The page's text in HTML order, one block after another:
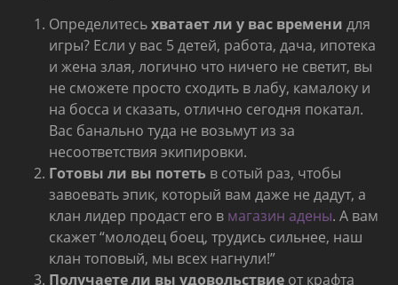
Определитесьхватает ли у вас времени для
игры? Если у вас 5 детей, работа, дача, ипотека
и жена злая, логично что ничего не светит, вы
не сможете просто сходить в лабу, камалоку и
на босса и сказать, отлично сегодня покатал.
Вас банально туда не возьмут из за
несоответствия экипировки.
Готовы ли вы потеть в сотый раз, чтобы
завоевать эпик, который вам даже не дадут, а
клан лидер продаст его в магазин адены. А вам
скажет “молодец боец, трудись сильнее, наш
клан топовый, мы всех нагнули!”
Получаете ли вы удовольствие от крафта